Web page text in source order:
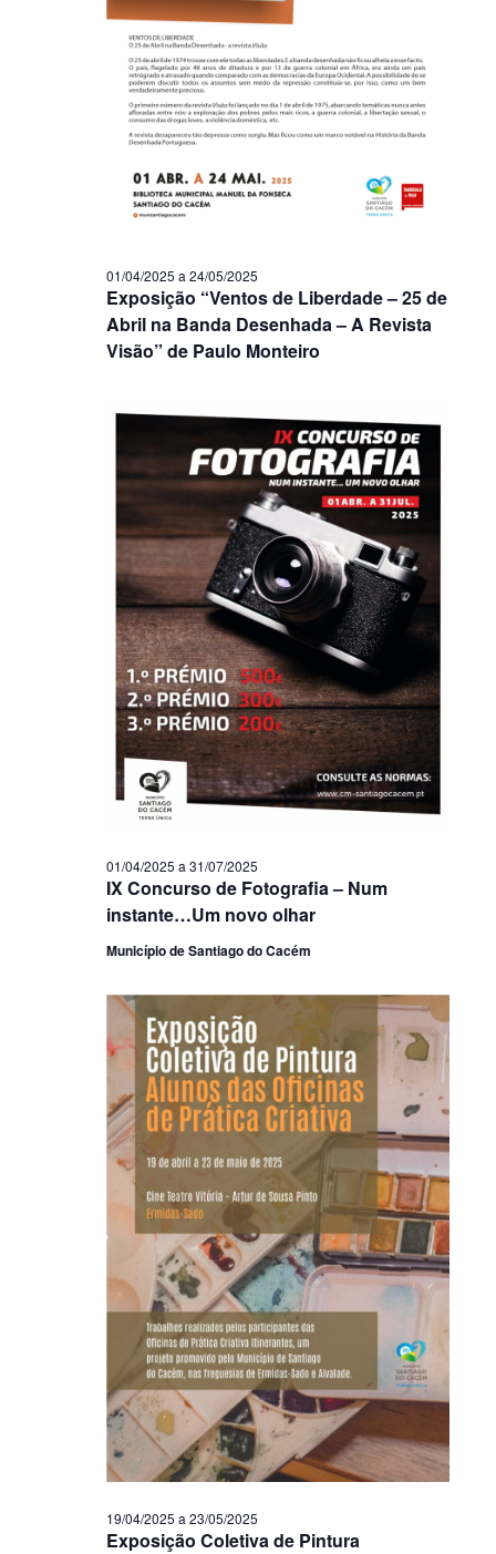
Exposição “Ventos de Liberdade – 25 de
Abril na Banda Desenhada – A Revista
Visão” de Paulo Monteiro
01/04/2025 a 24/05/2025
IX Concurso de Fotografia – Num
instante…Um novo olhar
01/04/2025 a 31/07/2025
Município de Santiago do Cacém
Exposição Coletiva de Pintura
19/04/2025 a 23/05/2025